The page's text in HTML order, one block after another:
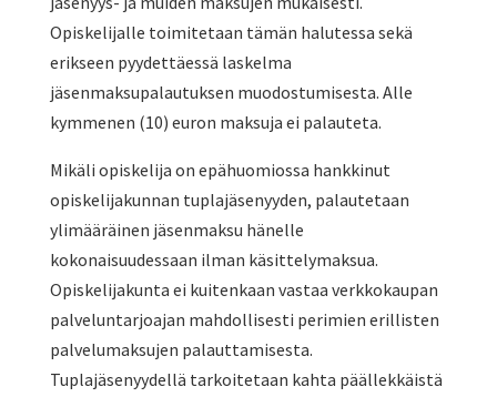
Opiskelijalle toimitetaan tämän halutessa sekä
erikseen pyydettäessä laskelma
jäsenmaksupalautuksen muodostumisesta. Alle
kymmenen (10) euron maksuja ei palauteta.
Mikäli opiskelija on epähuomiossa hankkinut
opiskelijakunnan tuplajäsenyyden, palautetaan
ylimääräinen jäsenmaksu hänelle
kokonaisuudessaan ilman käsittelymaksua.
Opiskelijakunta ei kuitenkaan vastaa verkkokaupan
palveluntarjoajan mahdollisesti perimien erillisten
palvelumaksujen palauttamisesta.
Tuplajäsenyydellä tarkoitetaan kahta päällekkäistä